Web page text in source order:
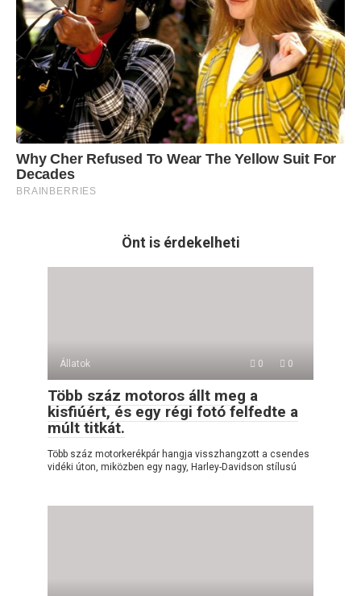
Önt is érdekelheti
Állatok 0 0
Több száz motoros állt meg a
kisfiúért, és egy régi fotó felfedte a
múlt titkát.
Több száz motorkerékpár hangja visszhangzott a csendes
vidéki úton, miközben egy nagy, Harley-Davidson stílusú